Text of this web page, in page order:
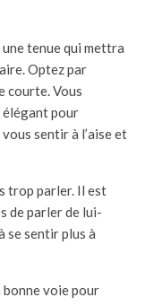
tenue qui mettra
Optez par
courte. Vous
élégant pour
sentir à l’aise et
trop parler. Il est
de parler de lui-
se sentir plus à
bonne voie pour